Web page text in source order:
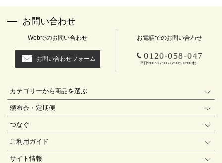
お問い合わせ
Webでのお問い合わせ
お問い合わせフォーム
お電話でのお問い合わせ
0120-058-047
平日9:00〜17:00（12:00〜13:00休）
カテゴリーから商品を選ぶ
頒布会・定期便
つなぐ
ご利用ガイド
サイト情報